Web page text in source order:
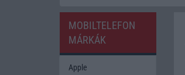
MOBILTELEFON
MÁRKÁK
Apple